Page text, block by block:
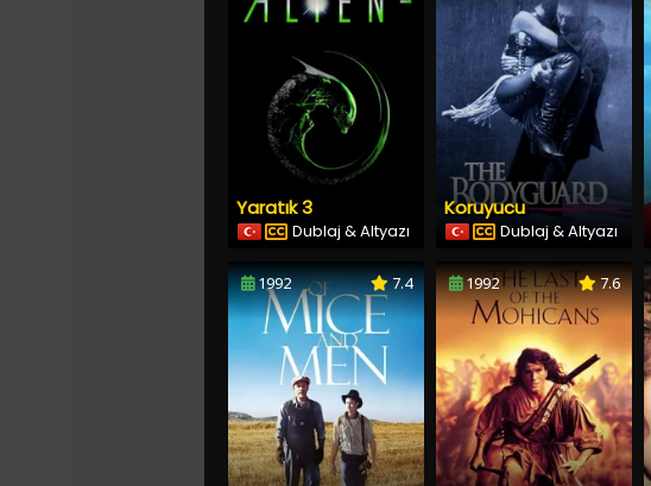
Yaratık 3
Dublaj & Altyazı
Koruyucu
Dublaj & Altyazı
1992 7.4 1992 7.6